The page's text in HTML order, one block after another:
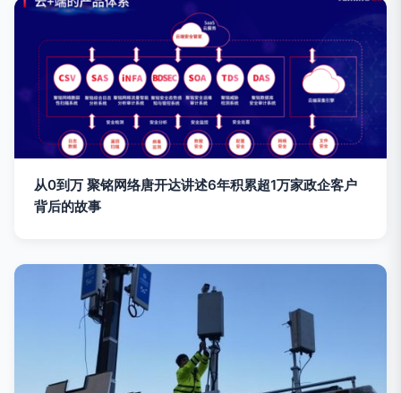
从0到万 聚铭网络唐开达讲述6年积累超1万家政企客户
背后的故事